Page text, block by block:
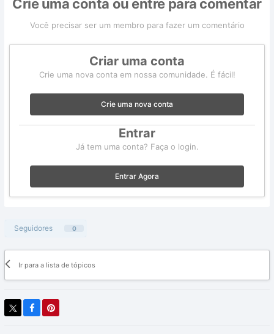
Crie uma conta ou entre para comentar
Você precisar ser um membro para fazer um comentário
Criar uma conta
Crie uma nova conta em nossa comunidade. É fácil!
Crie uma nova conta
Entrar
Já tem uma conta? Faça o login.
Entrar Agora
Seguidores 0
Ir para a lista de tópicos